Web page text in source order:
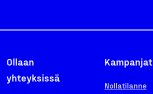
Ollaan
yhteyksissä
Kampanjat
Nollatilanne